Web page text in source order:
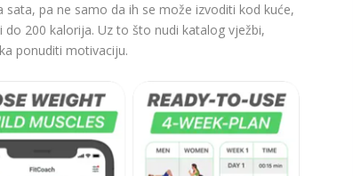
pa ne samo da ih se može izvoditi kod kuće,
200 kalorija. Uz to što nudi katalog vježbi,
ponuditi motivaciju.